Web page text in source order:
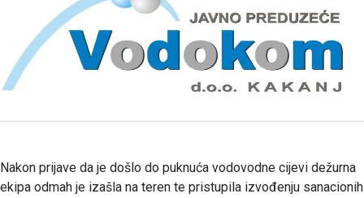
Nakon prijave da je došlo do puknuća vodovodne cijevi dežurna
ekipa odmah je izašla na teren te pristupila izvođenju sanacionih